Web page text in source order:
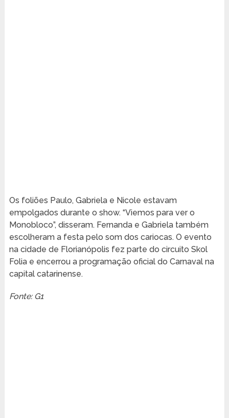
Os foliões Paulo, Gabriela e Nicole estavam
empolgados durante o show. “Viemos para ver o
Monobloco”, disseram. Fernanda e Gabriela também
escolheram a festa pelo som dos cariocas. O evento
na cidade de Florianópolis fez parte do circuito Skol
Folia e encerrou a programação oficial do Carnaval na
capital catarinense.
Fonte: G1